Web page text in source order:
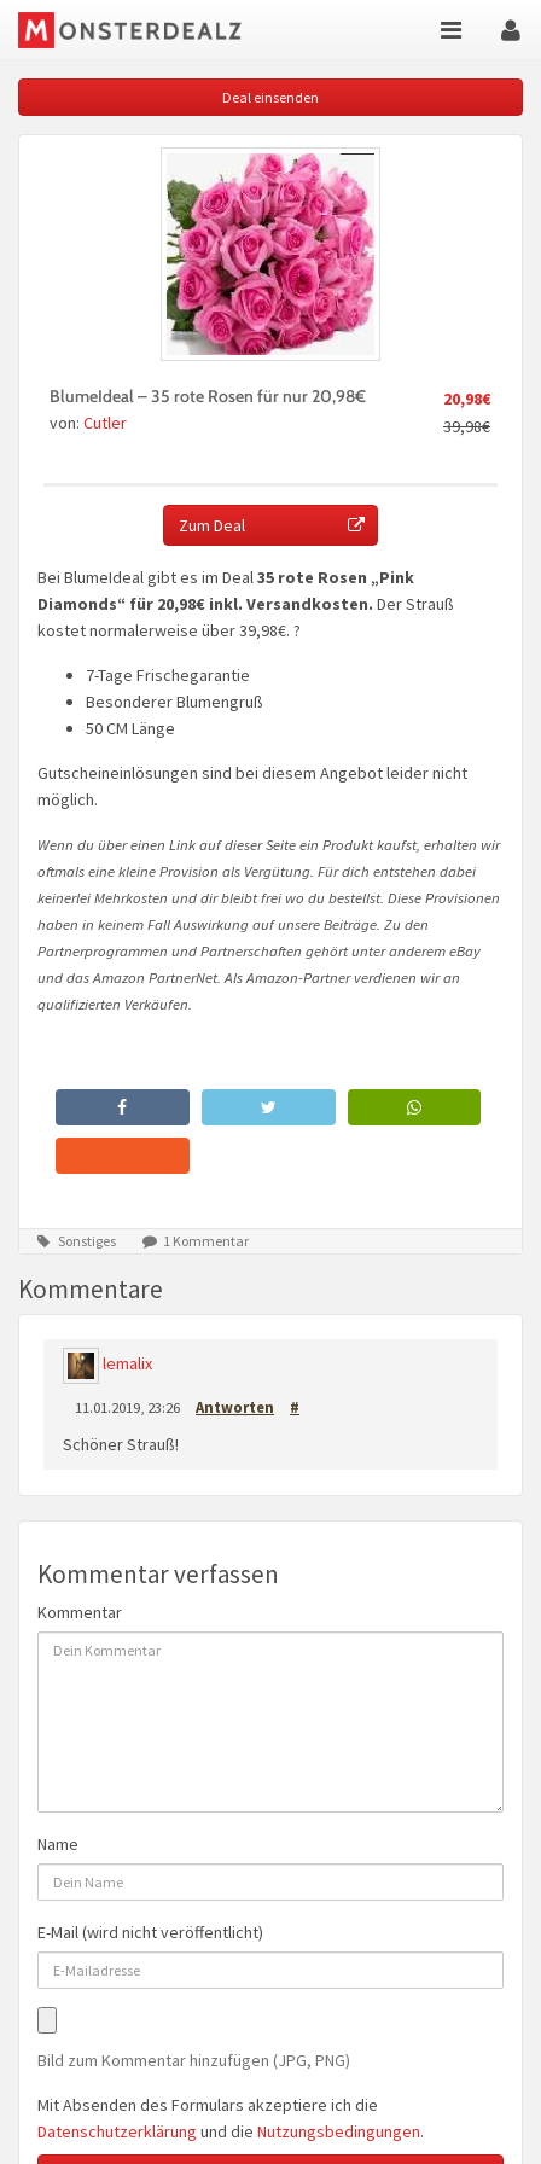
Deal einsenden
20,98€
39,98€
BlumeIdeal – 35 rote Rosen für nur 20,98€
von: Cutler
Zum Deal
Bei BlumeIdeal gibt es im Deal35 rote Rosen „Pink
Diamonds“ für 20,98€ inkl. Versandkosten. Der Strauß
kostet normalerweise über 39,98€. ?
7-Tage Frischegarantie
Besonderer Blumengruß
50 CM Länge
Gutscheineinlösungen sind bei diesem Angebot leider nicht
möglich.
Wenn du über einen Link auf dieser Seite ein Produkt kaufst, erhalten wir
oftmals eine kleine Provision als Vergütung. Für dich entstehen dabei
keinerlei Mehrkosten und dir bleibt frei wo du bestellst. Diese Provisionen
haben in keinem Fall Auswirkung auf unsere Beiträge. Zu den
Partnerprogrammen und Partnerschaften gehört unter anderem eBay
und das Amazon PartnerNet. Als Amazon-Partner verdienen wir an
qualifizierten Verkäufen.
Sonstiges 1 Kommentar
Kommentare
lemalix
11.01.2019, 23:26 Antworten #
Schöner Strauß!
Kommentar verfassen
Kommentar
Name
E-Mail (wird nicht veröffentlicht)
Bild zum Kommentar hinzufügen (JPG, PNG)
Mit Absenden des Formulars akzeptiere ich die
Datenschutzerklärung und die Nutzungsbedingungen.